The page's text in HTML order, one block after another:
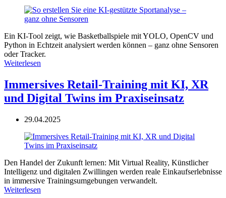
Ein KI-Tool zeigt, wie Basketballspiele mit YOLO, OpenCV und
Python in Echtzeit analysiert werden können – ganz ohne Sensoren
oder Tracker.
Weiterlesen
Immersives Retail-Training mit KI, XR
und Digital Twins im Praxiseinsatz
29.04.2025
Den Handel der Zukunft lernen: Mit Virtual Reality, Künstlicher
Intelligenz und digitalen Zwillingen werden reale Einkaufserlebnisse
in immersive Trainingsumgebungen verwandelt.
Weiterlesen